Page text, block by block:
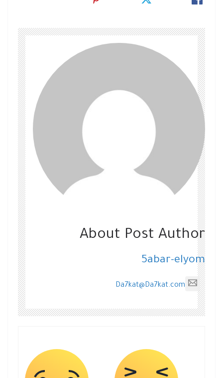
About Post Author
5abar-elyom
Da7kat@Da7kat.com